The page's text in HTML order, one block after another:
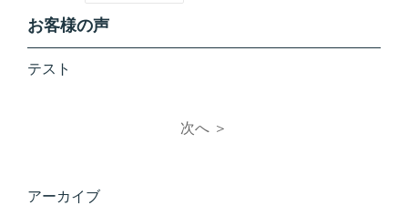
お客様の声
テスト
次へ ＞
アーカイブ